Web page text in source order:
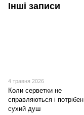
Інші записи
4 травня 2026
Коли серветки не
справляються і потрібен
сухий душ